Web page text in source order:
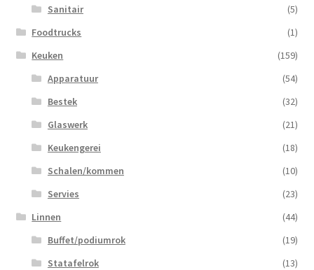
Sanitair
(5)
Foodtrucks
(1)
Keuken
(159)
Apparatuur
(54)
Bestek
(32)
Glaswerk
(21)
Keukengerei
(18)
Schalen/kommen
(10)
Servies
(23)
Linnen
(44)
Buffet/podiumrok
(19)
Statafelrok
(13)